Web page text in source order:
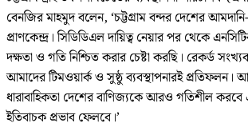
বেনজির মাহমুদ বলেন, ‘চট্টগ্রাম বন্দর দেশের
প্রাণকেন্দ্র। সিডিডিএল দায়িত্ব নেয়ার পর থেকে
দক্ষতা ও গতি নিশ্চিত করার চেষ্টা করছি। রেকর্ড
আমাদের টিমওয়ার্ক ও সুষ্ঠু ব্যবস্থাপনারই প্রতিফলন।
ধারাবাহিকতা দেশের বাণিজ্যকে আরও গতিশীল করবে
ইতিবাচক প্রভাব ফেলবে।’